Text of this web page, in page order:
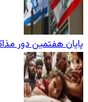
پایان هفتمین دور